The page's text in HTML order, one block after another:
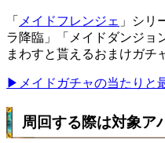
「 メイドフレンジェ 」シリ
ラ降臨 」「 メイドダンジョ
まわすと貰えるおまけガチ
▶︎メイドガチャの当たりと
周回する際は対象ア